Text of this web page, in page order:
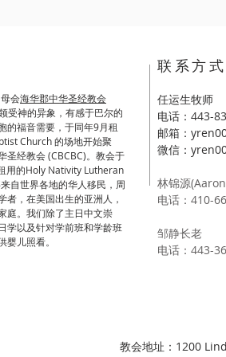
会海华郡中华圣经教会
受神的异象，有感于巴尔的
的福音需要，于同年9月租
Church 的场地开始聚
圣经教会 (CBCBC)。教会于
用的Holy Nativity Lutheran
自世界各地的华人移民，周
者，在美国出生的亚洲人，
庭。我们除了主日中文崇
学以及针对学前班和学龄班
婴儿照看。
​联系方式
任运生
电话：443-
邮箱：
微信：
林锦源
电话：410-
邹静长老
​电话：443-3
教会地址：1200